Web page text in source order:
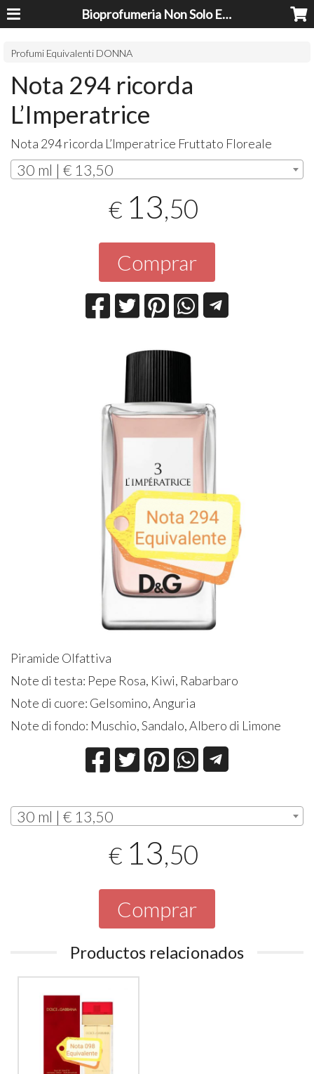
Bioprofumeria Non Solo Essenze
Profumi Equivalenti DONNA
Nota 294 ricorda
L’Imperatrice
Nota 294 ricorda L’Imperatrice Fruttato Floreale
30 ml | € 13,50
€ 13,50
Comprar
Piramide Olfattiva
Note di testa: Pepe Rosa, Kiwi, Rabarbaro
Note di cuore: Gelsomino, Anguria
Note di fondo: Muschio, Sandalo, Albero di Limone
30 ml | € 13,50
€ 13,50
Comprar
Productos relacionados